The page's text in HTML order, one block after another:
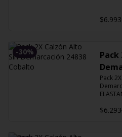
$6.993
-30%
Pack
Pack
$6.293